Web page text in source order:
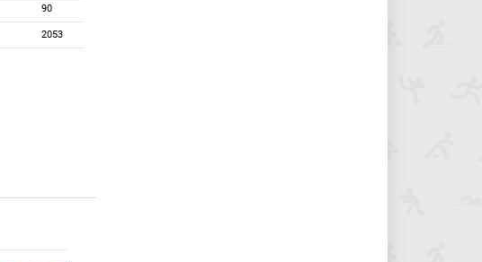
90
2053